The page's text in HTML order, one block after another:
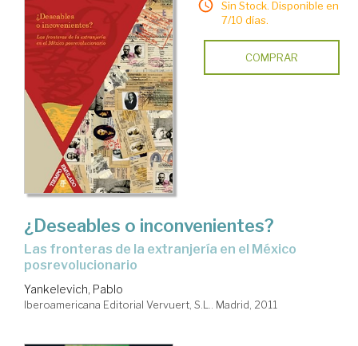
Sin Stock. Disponible en
7/10 días.
COMPRAR
¿Deseables o inconvenientes?
las fronteras de la extranjería en el México
posrevolucionario
Yankelevich, Pablo
Iberoamericana Editorial Vervuert, S.L.. Madrid, 2011